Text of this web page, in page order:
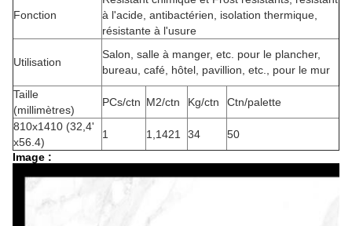
Fonction
à l'acide, antibactérien, isolation thermique,
résistante à l'usure
Utilisation
Salon, salle à manger, etc. pour le plancher,
bureau, café, hôtel, pavillion, etc., pour le mur
Taille
(millimètres)
PCs/ctn M2/ctn Kg/ctn
Ctn/palette
810x1410 (32,4'
x56.4)
1 1,1421 34
50
Image :